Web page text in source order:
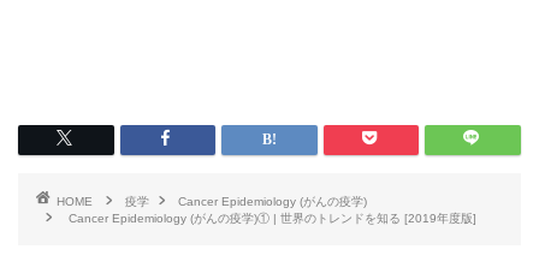
HOME 疫学
Cancer Epidemiology (がんの疫学)
Cancer Epidemiology (がんの疫学)① | 世界のトレンドを知る [2019年度版]